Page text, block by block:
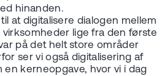
hinanden.
at digitalisere dialogen mellem
lige fra den første
på det helt store områder
ser vi også digitalisering af
en kerneopgave, hvor vi i dag